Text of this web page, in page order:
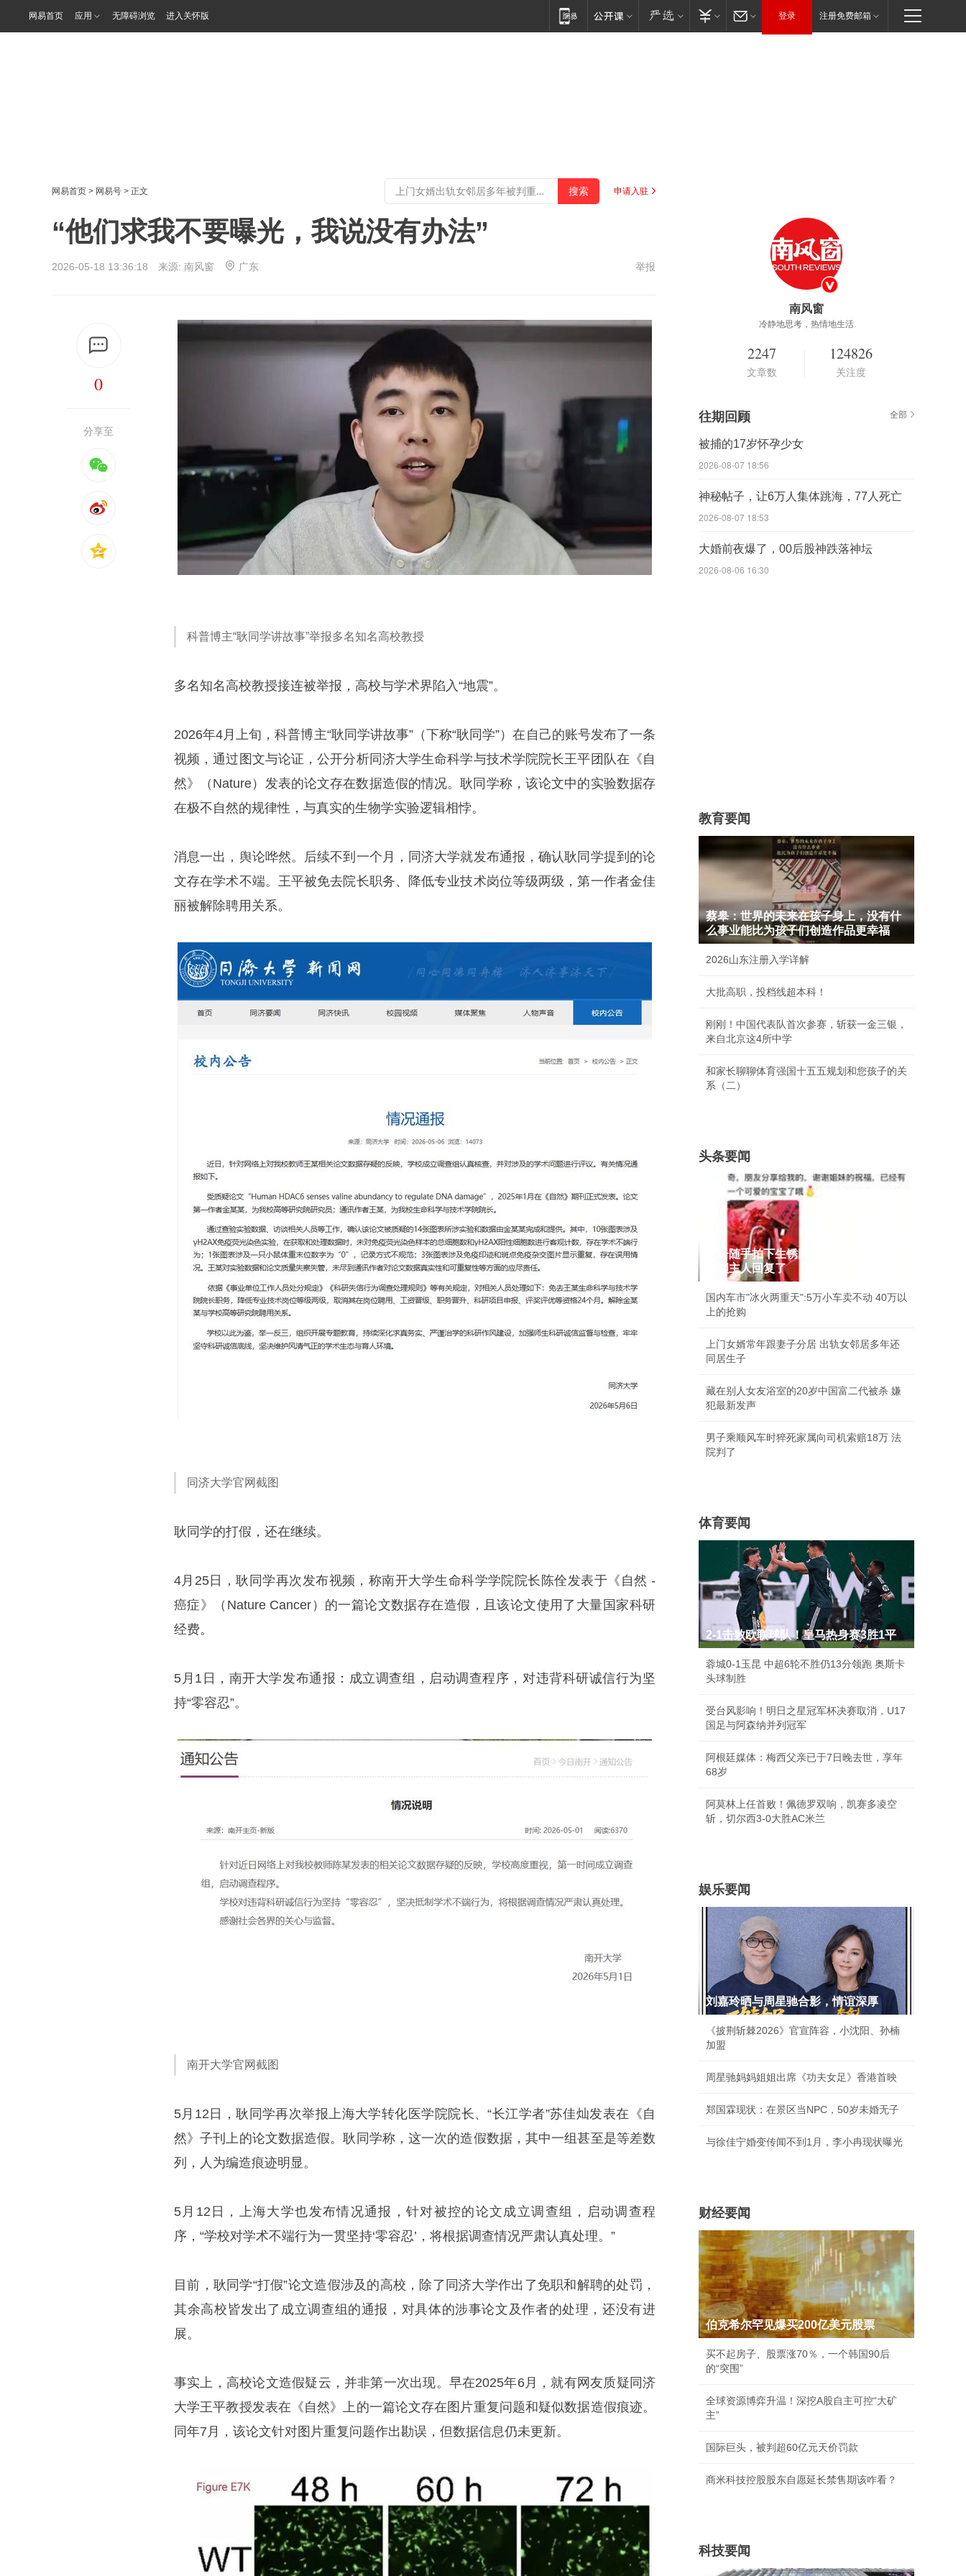
网易首页 应用 无障碍浏览 进入关怀版 登录 注册免费邮箱
网易首页 > 网易号 > 正文 申请入驻
“他们求我不要曝光，我说没有办法”
2026-05-18 13:36:18 来源: 南风窗 广东 举报
0
分享至
科普博主“耿同学讲故事”举报多名知名高校教授
多名知名高校教授接连被举报，高校与学术界陷入“地震”。
2026年4月上旬，科普博主“耿同学讲故事”（下称“耿同学”）在自己的账号发布了一条
视频，通过图文与论证，公开分析同济大学生命科学与技术学院院长王平团队在《自
然》（Nature）发表的论文存在数据造假的情况。耿同学称，该论文中的实验数据存
在极不自然的规律性，与真实的生物学实验逻辑相悖。
消息一出，舆论哗然。后续不到一个月，同济大学就发布通报，确认耿同学提到的论
文存在学术不端。王平被免去院长职务、降低专业技术岗位等级两级，第一作者金佳
丽被解除聘用关系。
同济大学官网截图
耿同学的打假，还在继续。
4月25日，耿同学再次发布视频，称南开大学生命科学学院院长陈佺发表于《自然 -
癌症》（Nature Cancer）的一篇论文数据存在造假，且该论文使用了大量国家科研
经费。
5月1日，南开大学发布通报：成立调查组，启动调查程序，对违背科研诚信行为坚
持“零容忍”。
南开大学官网截图
5月12日，耿同学再次举报上海大学转化医学院院长、“长江学者”苏佳灿发表在《自
然》子刊上的论文数据造假。耿同学称，这一次的造假数据，其中一组甚至是等差数
列，人为编造痕迹明显。
5月12日，上海大学也发布情况通报，针对被控的论文成立调查组，启动调查程
序，“学校对学术不端行为一贯坚持‘零容忍’，将根据调查情况严肃认真处理。”
目前，耿同学“打假”论文造假涉及的高校，除了同济大学作出了免职和解聘的处罚，
其余高校皆发出了成立调查组的通报，对具体的涉事论文及作者的处理，还没有进
展。
事实上，高校论文造假疑云，并非第一次出现。早在2025年6月，就有网友质疑同济
大学王平教授发表在《自然》上的一篇论文存在图片重复问题和疑似数据造假痕迹。
同年7月，该论文针对图片重复问题作出勘误，但数据信息仍未更新。
南风窗
冷静地思考，热情地生活
2247
文章数
124826
关注度
往期回顾 全部
被捕的17岁怀孕少女
2026-08-07 18:56
神秘帖子，让6万人集体跳海，77人死亡
2026-08-07 18:53
大婚前夜爆了，00后股神跌落神坛
2026-08-06 16:30
教育要闻
蔡皋：世界的未来在孩子身上，没有什
么事业能比为孩子们创造作品更幸福
2026山东注册入学详解
大批高职，投档线超本科！
刚刚！中国代表队首次参赛，斩获一金三银，
来自北京这4所中学
和家长聊聊体育强国十五五规划和您孩子的关
系（二）
头条要闻
女子随手拍下生锈同心锁发到网上 没想
到锁主人回复了
国内车市"冰火两重天":5万小车卖不动 40万以
上的抢购
上门女婿常年跟妻子分居 出轨女邻居多年还
同居生子
藏在别人女友浴室的20岁中国富二代被杀 嫌
犯最新发声
男子乘顺风车时猝死家属向司机索赔18万 法
院判了
体育要闻
2-1击败欧联球队！皇马热身赛3胜1平
蓉城0-1玉昆 中超6轮不胜仍13分领跑 奥斯卡
头球制胜
受台风影响！明日之星冠军杯决赛取消，U17
国足与阿森纳并列冠军
阿根廷媒体：梅西父亲已于7日晚去世，享年
68岁
阿莫林上任首败！佩德罗双响，凯赛多凌空
斩，切尔西3-0大胜AC米兰
娱乐要闻
刘嘉玲晒与周星驰合影，情谊深厚
《披荆斩棘2026》官宣阵容，小沈阳、孙楠
加盟
周星驰妈妈姐姐出席《功夫女足》香港首映
郑国霖现状：在景区当NPC，50岁未婚无子
与徐佳宁婚变传闻不到1月，李小冉现状曝光
财经要闻
伯克希尔罕见爆买200亿美元股票
买不起房子、股票涨70％，一个韩国90后
的“突围”
全球资源博弈升温！深挖A股自主可控“大矿
主”
国际巨头，被判超60亿元天价罚款
商米科技控股股东自愿延长禁售期该咋看？
科技要闻